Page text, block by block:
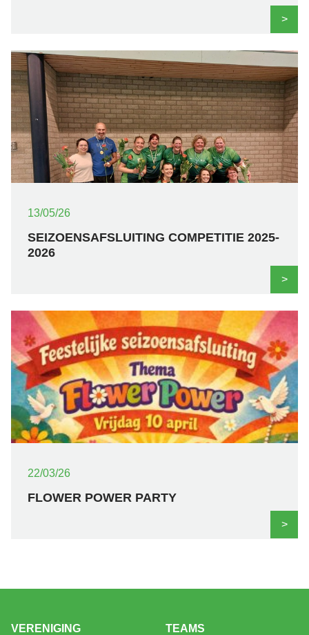
>
13/05/26
SEIZOENSAFSLUITING COMPETITIE 2025-
2026
>
22/03/26
FLOWER POWER PARTY
>
VERENIGING TEAMS